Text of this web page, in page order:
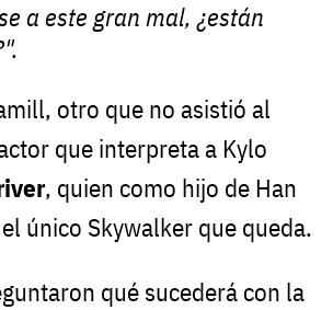
a este gran mal, ¿están
otro que no asistió al
que interpreta a Kylo
, quien como hijo de Han
único Skywalker que queda.
qué sucederá con la